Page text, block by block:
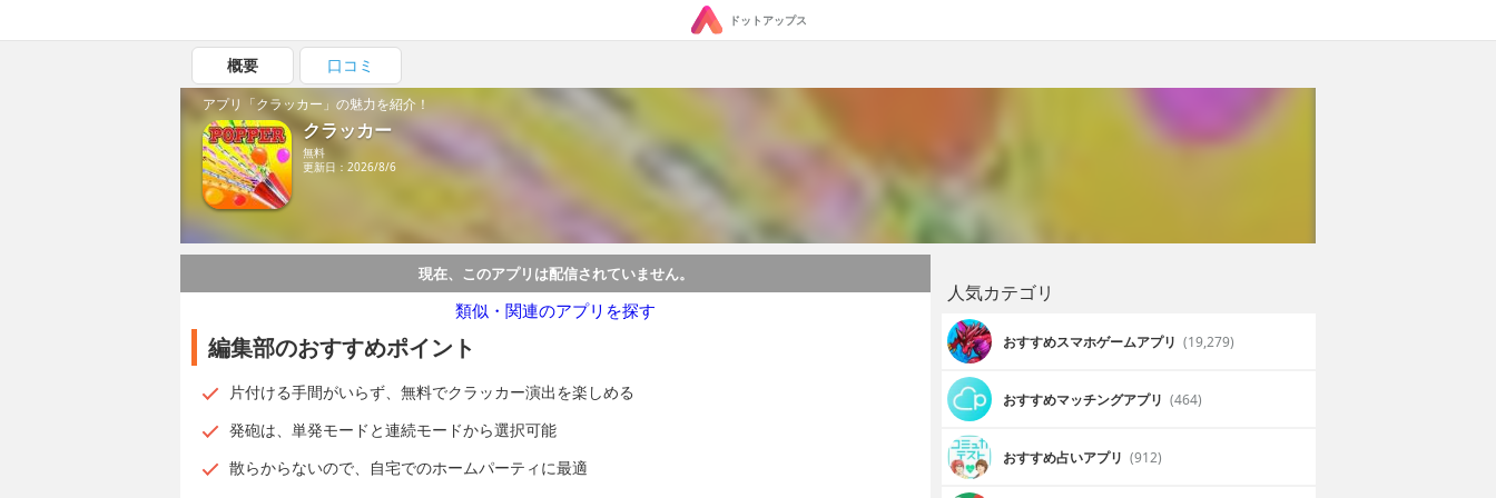
ドットアップス
概要 口コミ
アプリ「クラッカー」の魅力を紹介！
クラッカー
無料
更新日：2026/8/6
現在、このアプリは配信されていません。
類似・関連のアプリを探す
編集部のおすすめポイント
片付ける手間がいらず、無料でクラッカー演出を楽しめる
発砲は、単発モードと連続モードから選択可能
散らからないので、自宅でのホームパーティに最適
人気カテゴリ
おすすめスマホゲームアプリ (19,279)
おすすめマッチングアプリ (464)
おすすめ占いアプリ (912)